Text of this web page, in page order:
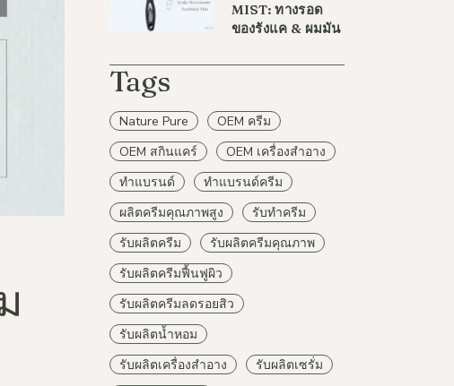
MIST: ทางรอด
ของรังแค & ผมมัน
Tags
Nature Pure
OEM ครีม
OEM สกินแคร์
OEM เครื่องสำอาง
ทำแบรนด์
ทำแบรนด์ครีม
ผลิตครีมคุณภาพสูง
รับทำครีม
รับผลิตครีม
รับผลิตครีมคุณภาพ
รับผลิตครีมฟื้นฟูผิว
รับผลิตครีมลดรอยสิว
รับผลิตน้ำหอม
รับผลิตเครื่องสำอาง
รับผลิตเซรั่ม